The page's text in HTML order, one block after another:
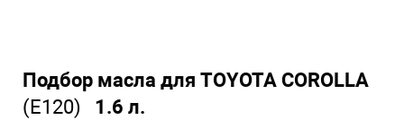
Подбор масла для TOYOTA COROLLA
(E120) 1.6 л.